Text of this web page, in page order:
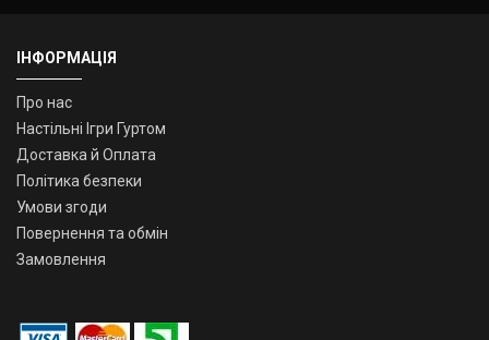
ІНФОРМАЦІЯ
Про нас
Настільні Ігри Гуртом
Доставка й Оплата
Політика безпеки
Умови згоди
Повернення та обмін
Замовлення